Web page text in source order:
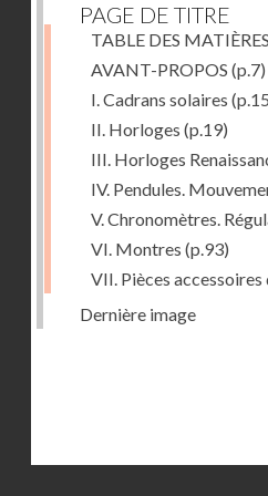
PAGE DE TITRE
TABLE DES MATIÈRES
AVANT-PROPOS (p.7)
I. Cadrans solaires
II. Horloges (p.19)
III. Horloges
IV. Pendules.
V. Chronomètres.
VI. Montres (p.93)
VII. Pièces
Dernière image